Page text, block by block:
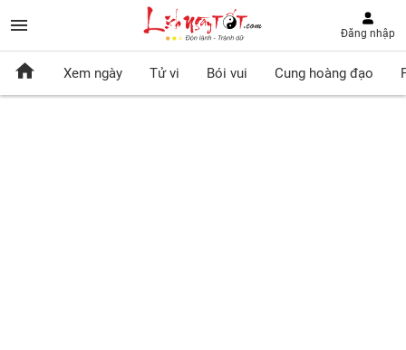
Đăng nhập
Xem ngày Tử vi Bói vui Cung hoàng đạo